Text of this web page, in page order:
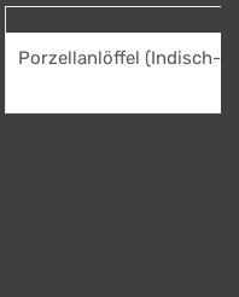
(Indisch-